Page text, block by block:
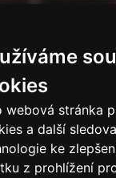
webová stránka
a další
ke
z prohlížení